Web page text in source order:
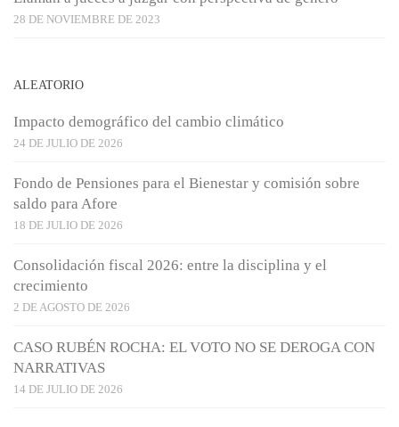
28 DE NOVIEMBRE DE 2023
ALEATORIO
Impacto demográfico del cambio climático
24 DE JULIO DE 2026
Fondo de Pensiones para el Bienestar y comisión sobre
saldo para Afore
18 DE JULIO DE 2026
Consolidación fiscal 2026: entre la disciplina y el
crecimiento
2 DE AGOSTO DE 2026
CASO RUBÉN ROCHA: EL VOTO NO SE DEROGA CON
NARRATIVAS
14 DE JULIO DE 2026